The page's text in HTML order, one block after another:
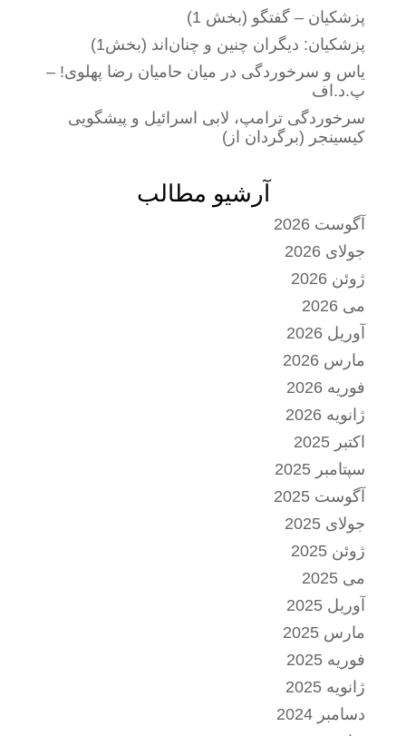
پزشکیان – گفتگو (بخش 1)
پزشکیان: دیگران چنین و چنان‌اند (بخش1)
یاس و سرخوردگی در میان حامیان رضا پهلوی! –
پ.د.اف
سرخوردگی ترامپ، لابی اسرائیل و پیشگویی
کیسینجر (برگردان از)
آرشیو مطالب
آگوست 2026
جولای 2026
ژوئن 2026
می 2026
آوریل 2026
مارس 2026
فوریه 2026
ژانویه 2026
اکتبر 2025
سپتامبر 2025
آگوست 2025
جولای 2025
ژوئن 2025
می 2025
آوریل 2025
مارس 2025
فوریه 2025
ژانویه 2025
دسامبر 2024